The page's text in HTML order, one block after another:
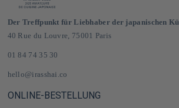
Der Treffpunkt für Liebhaber der japanischen
40 Rue du Louvre, 75001 Paris
01 84 74 35 30
hello@irasshai.co
ONLINE-BESTELLUNG